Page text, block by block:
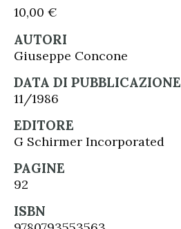
10,00 €
AUTORI
Giuseppe Concone
DATA DI PUBBLICAZIONE
11/1986
EDITORE
G Schirmer Incorporated
PAGINE
92
ISBN